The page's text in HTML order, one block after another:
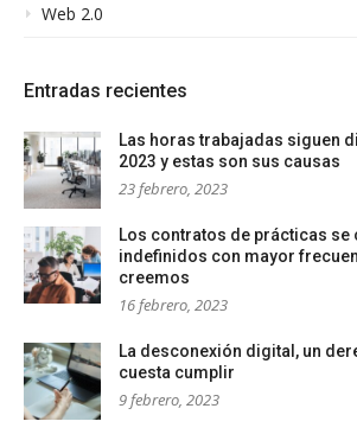
Web 2.0
Entradas recientes
Las horas trabajadas siguen
2023 y estas son sus causas
23 febrero, 2023
Los contratos de prácticas se
indefinidos con mayor
creemos
16 febrero, 2023
La desconexión digital, un
cuesta cumplir
9 febrero, 2023